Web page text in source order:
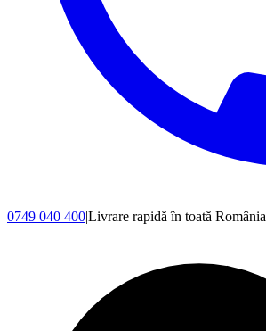
0749 040 400|Livrare rapidă în toată România